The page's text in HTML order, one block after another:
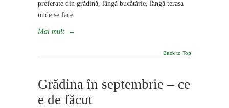
preferate din grădină, lângă bucătărie, lângă terasa
unde se face
Mai mult →
Back to Top
Grădina în septembrie – ce
e de făcut